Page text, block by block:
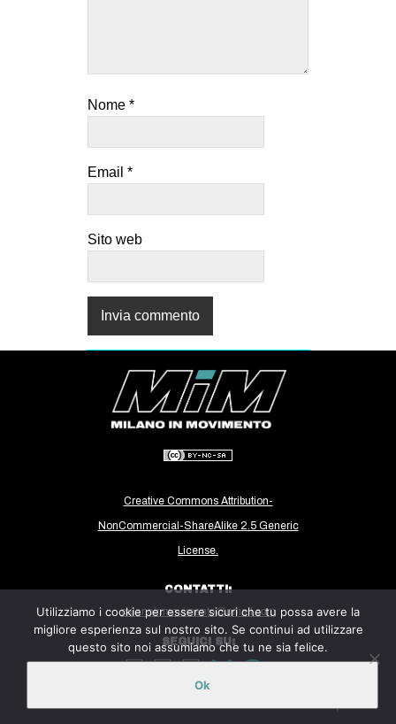
Nome *
Email *
Sito web
Creative Commons Attribution-
NonCommercial-ShareAlike 2.5 Generic
License.
CONTATTI:
milanoinmovimento@gmail.com
SEGUICI SU:
Utilizziamo i cookie per essere sicuri che tu possa avere la
migliore esperienza sul nostro sito. Se continui ad utilizzare
questo sito noi assumiamo che tu ne sia felice.
Ok